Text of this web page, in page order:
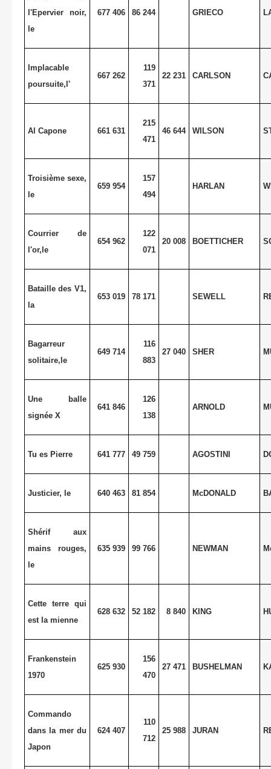
l'Epervier noir,
le
677 406 86 244 GRIECO
Implacable
poursuite,l'
667 262
119
371
22 231 CARLSON
Al Capone 661 631
215
471
46 644 WILSON
Troisième sexe,
le
659 954
157
494
HARLAN
Courrier de
l'or,le
654 962
122
071
20 008 BOETTICHER
Bataille des V1,
la
653 019 78 171 SEWELL
Bagarreur
solitaire,le
649 714
116
883
27 040 SHER
Une balle
signée X
641 846
126
138
ARNOLD
Tu es Pierre 641 777 49 759 AGOSTINI
Justicier, le 640 463 81 854 McDONALD
Shérif aux
mains rouges,
le
635 939 99 766 NEWMAN
Cette terre qui
est la mienne
628 632 52 182 8 840 KING
Frankenstein
1970
625 930
156
470
27 471 BUSHELMAN
Commando
dans la mer du
Japon
624 407
110
712
25 988 JURAN